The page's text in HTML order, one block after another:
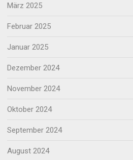
März 2025
Februar 2025
Januar 2025
Dezember 2024
November 2024
Oktober 2024
September 2024
August 2024